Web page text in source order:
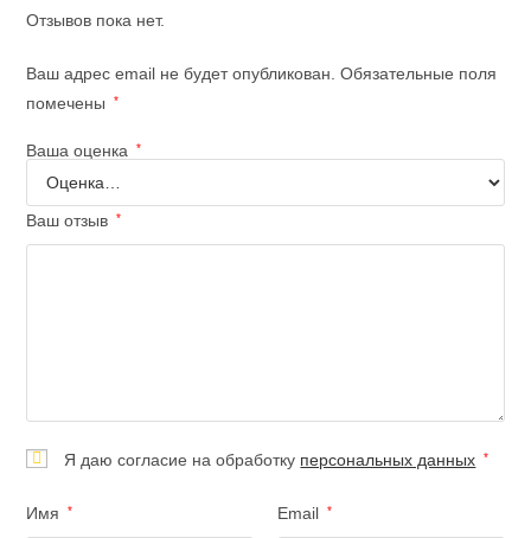
Отзывов пока нет.
Ваш адрес email не будет опубликован. Обязательные поля
помечены
*
Ваша оценка *
Ваш отзыв *
Я даю согласие на обработку персональных данных *
Имя * Email *